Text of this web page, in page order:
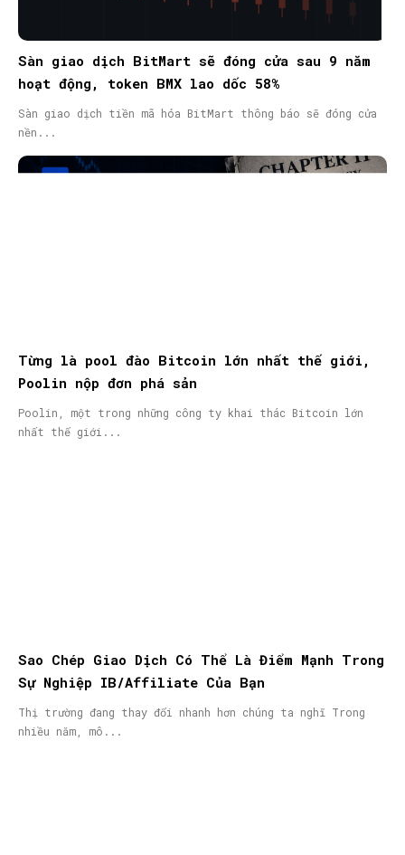
Sàn giao dịch BitMart sẽ đóng cửa sau 9 năm
hoạt động, token BMX lao dốc 58%
Sàn giao dịch tiền mã hóa BitMart thông báo sẽ đóng cửa
nền...
Từng là pool đào Bitcoin lớn nhất thế giới,
Poolin nộp đơn phá sản
Poolin, một trong những công ty khai thác Bitcoin lớn
nhất thế giới...
Sao Chép Giao Dịch Có Thể Là Điểm Mạnh Trong
Sự Nghiệp IB/Affiliate Của Bạn
Thị trường đang thay đổi nhanh hơn chúng ta nghĩ Trong
nhiều năm, mô...